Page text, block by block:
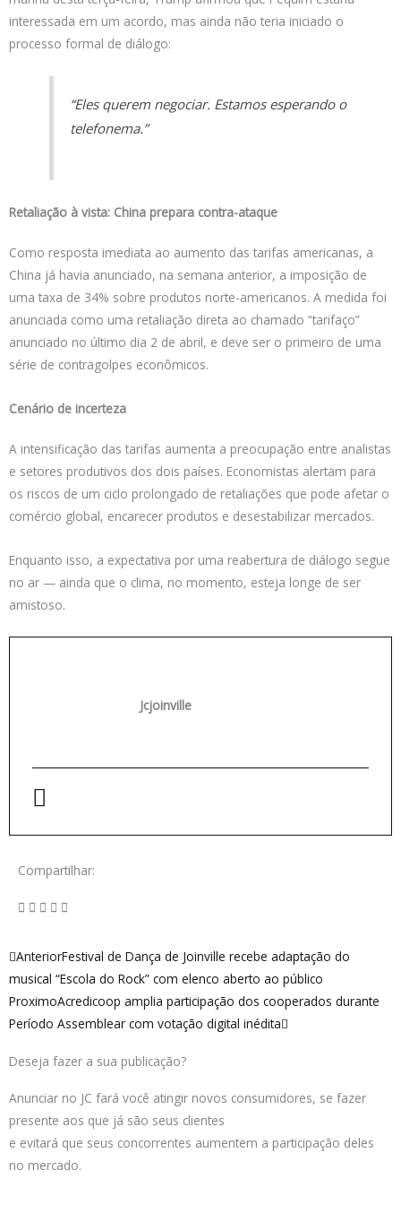
interessada em um acordo, mas ainda não teria iniciado o
processo formal de diálogo:
“Eles querem negociar. Estamos esperando o
telefonema.”
Retaliação à vista: China prepara contra-ataque
Como resposta imediata ao aumento das tarifas americanas, a
China já havia anunciado, na semana anterior, a imposição de
uma taxa de 34% sobre produtos norte-americanos. A medida foi
anunciada como uma retaliação direta ao chamado “tarifaço”
anunciado no último dia 2 de abril, e deve ser o primeiro de uma
série de contragolpes econômicos.
Cenário de incerteza
A intensificação das tarifas aumenta a preocupação entre analistas
e setores produtivos dos dois países. Economistas alertam para
os riscos de um ciclo prolongado de retaliações que pode afetar o
comércio global, encarecer produtos e desestabilizar mercados.
Enquanto isso, a expectativa por uma reabertura de diálogo segue
no ar — ainda que o clima, no momento, esteja longe de ser
amistoso.
Jcjoinville
Compartilhar:
Anterior
AnteriorFestival de Dança de Joinville recebe adaptação do
musical “Escola do Rock” com elenco aberto ao público
ProximoAcredicoop amplia participação dos cooperados durante
Período Assemblear com votação digital inédita
Próximo
Deseja fazer a sua publicação?
Anunciar no JC fará você atingir novos consumidores, se fazer
presente aos que já são seus clientes
e evitará que seus concorrentes aumentem a participação deles
no mercado.